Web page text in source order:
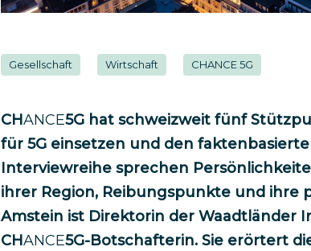
Gesellschaft Wirtschaft CHANCE 5G
CHANCE5G hat schweizweit fünf
für 5G einsetzen und den
Interviewreihe sprechen
ihrer Region, Reibungspunkte und ihre
Amstein ist Direktorin der Waadtländer
CHANCE5G-Botschafterin. Sie erörtert